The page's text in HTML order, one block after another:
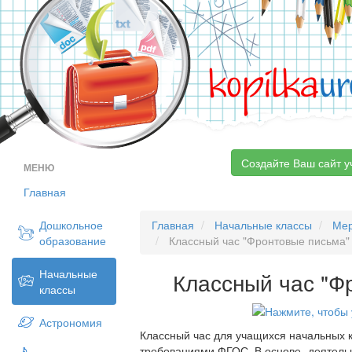
kopilka
МЕНЮ
Главная
Дошкольное
образование
Начальные
классы
Астрономия
Создайте Ваш сайт
Главная Начальные классы
Классный час "Фронтовые письма"
Классный час
Классный час для учащихся начальных